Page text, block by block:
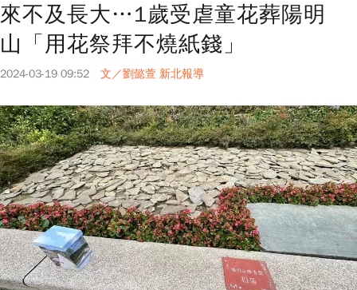
來不及長大…1歲受虐童花葬陽明
山「用花祭拜不燒紙錢」
2024-03-19 09:52 文／劉懿萱 新北報導